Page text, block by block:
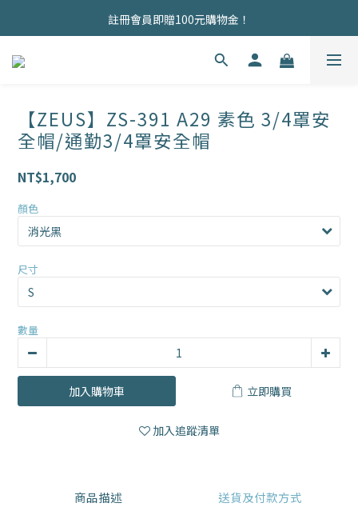
商品均為現貨，歡迎直接下單！
註冊會員即贈100元購物金！
商品均為現貨，歡迎直接下單！
【ZEUS】ZS-391 A29 素色 3/4罩安
全帽/通勤3/4罩安全帽
NT$1,700
顏色
尺寸
數量
加入購物車 立即購買
加入追蹤清單
商品描述 送貨及付款方式